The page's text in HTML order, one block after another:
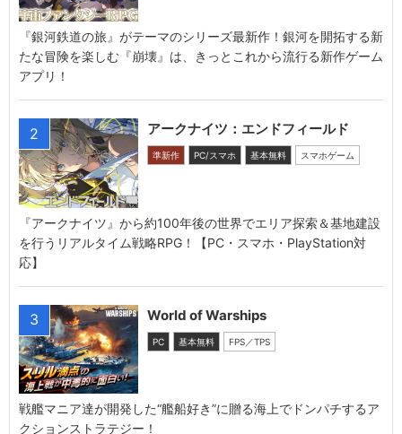
『銀河鉄道の旅』がテーマのシリーズ最新作！銀河を開拓する新
たな冒険を楽しむ『崩壊』は、きっとこれから流行る新作ゲーム
アプリ！
2 アークナイツ：エンドフィールド
準新作 PC/スマホ 基本無料 スマホゲーム
『アークナイツ』から約100年後の世界でエリア探索＆基地建設
を行うリアルタイム戦略RPG！【PC・スマホ・PlayStation対
応】
3 World of Warships
PC 基本無料 FPS／TPS
戦艦マニア達が開発した“艦船好き”に贈る海上でドンパチするア
クションストラテジー！